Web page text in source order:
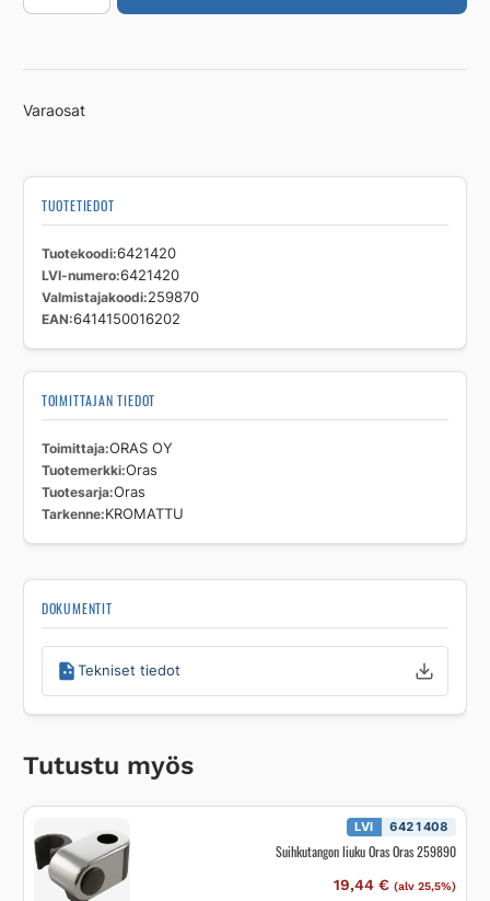
Oras
259870
Varaosat
TUOTETIEDOT
Tuotekoodi 6421420
LVI-numero 6421420
Valmistajakoodi 259870
EAN 6414150016202
TOIMITTAJAN TIEDOT
Toimittaja ORAS OY
Tuotemerkki Oras
Tuotesarja Oras
Tarkenne KROMATTU
DOKUMENTIT
Tekniset tiedot
Tutustu myös
LVI 6421408
Suihkutangon liuku Oras Oras 259890
19,44 € (alv 25,5%)